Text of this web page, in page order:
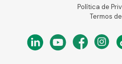
Política de
Termos